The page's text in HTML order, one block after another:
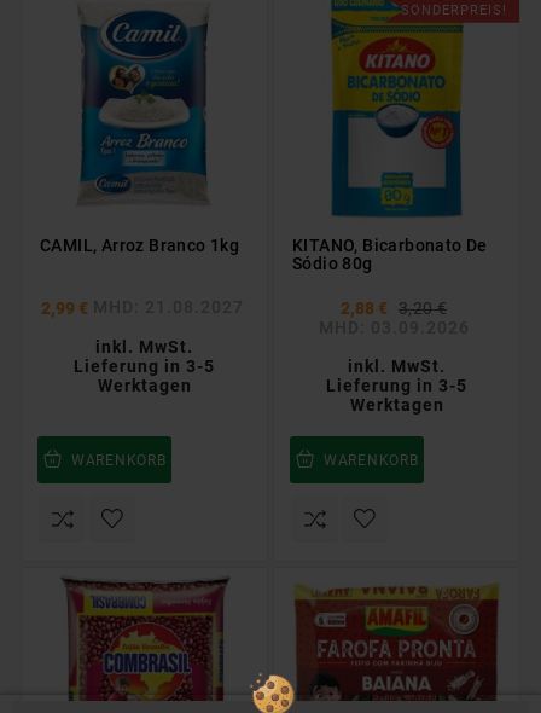
CAMIL, Arroz Branco 1kg
2,99 €
inkl. MwSt.
Lieferung in 3-5
Werktagen
WARENKORB
SONDERPREIS!
KITANO, Bicarbonato De
Sódio 80g
2,88 €
3,20 €
inkl. MwSt.
Lieferung in 3-5
Werktagen
WARENKORB